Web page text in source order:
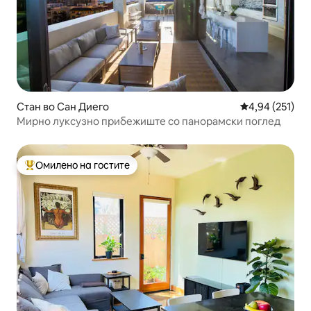
Стан во Сан Диего Просечна
4,94 (251)
Мирно луксузно прибежиште со панорамски поглед
Меѓу најуспешните „Омилени на гостите“
Омилено на гостите